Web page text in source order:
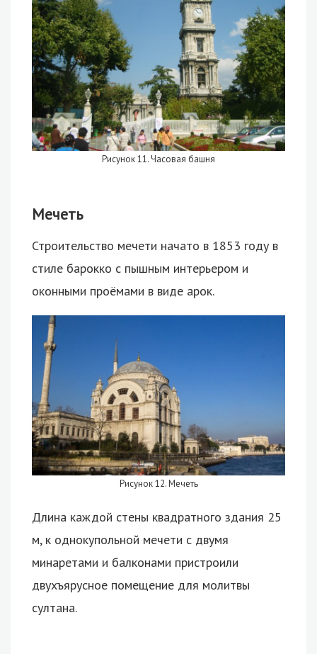
Рисунок 11. Часовая башня
Мечеть
Строительство мечети начато в 1853 году в
стиле барокко с пышным интерьером и
оконными проёмами в виде арок.
Рисунок 12. Мечеть
Длина каждой стены квадратного здания 25
м, к однокупольной мечети с двумя
минаретами и балконами пристроили
двухъярусное помещение для молитвы
султана.